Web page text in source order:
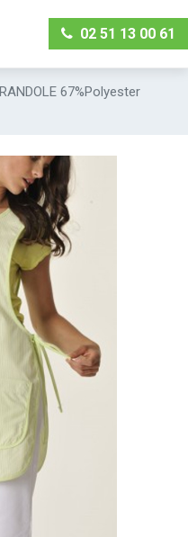
02 51 13 00 61
67%Polyester